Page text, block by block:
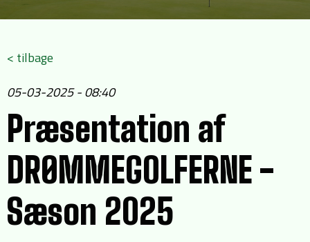
< tilbage
05-03-2025 - 08:40
Præsentation af
DRØMMEGOLFERNE -
Sæson 2025